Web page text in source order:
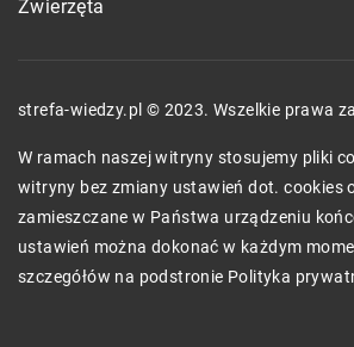
Zwierzęta
strefa-wiedzy.pl © 2023. Wszelkie prawa
W ramach naszej witryny stosujemy pliki
witryny bez zmiany ustawień dot. cookies
zamieszczane w Państwa urządzeniu
ustawień można dokonać w każdym
szczegółów na podstronie Polityka